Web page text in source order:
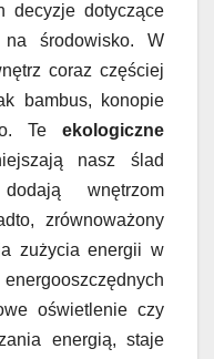
decyzje dotyczące
na środowisko. W
coraz częściej
bambus, konopie
Te ekologiczne
nasz ślad
wnętrzom
zrównoważony
zużycia energii w
oświetlenie czy
energią, staje